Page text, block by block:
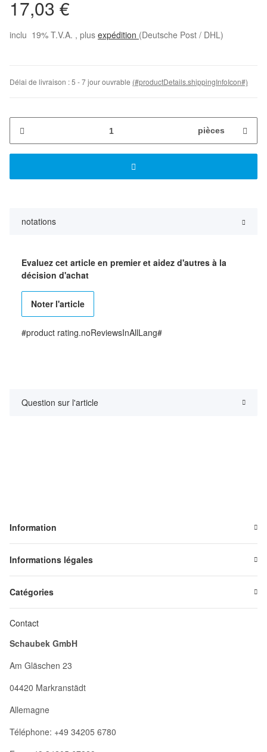
17,03 €
inclu 19% T.V.A. , plus expédition (Deutsche Post / DHL)
Délai de livraison :5 - 7 jour ouvrable (#productDetails.shippingInfoIcon#)
pièces
notations
Evaluez cet article en premier et aidez d'autres à la
décision d'achat
Noter l'article
#product rating.noReviewsInAllLang#
Question sur l'article
Information
Informations légales
Catégories
Contact
Schaubek GmbH
Am Gläschen 23
04420 Markranstädt
Allemagne
Téléphone: +49 34205 6780